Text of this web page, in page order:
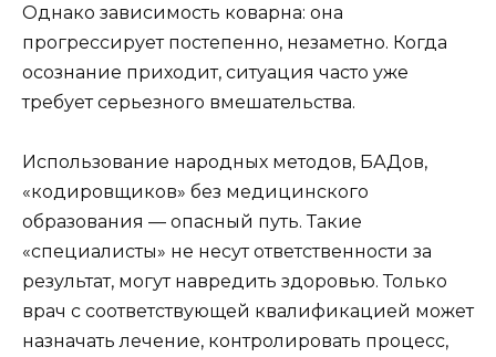
Однако зависимость коварна: она
прогрессирует постепенно, незаметно. Когда
осознание приходит, ситуация часто уже
требует серьезного вмешательства.
Использование народных методов, БАДов,
«кодировщиков» без медицинского
образования — опасный путь. Такие
«специалисты» не несут ответственности за
результат, могут навредить здоровью. Только
врач с соответствующей квалификацией может
назначать лечение, контролировать процесс,